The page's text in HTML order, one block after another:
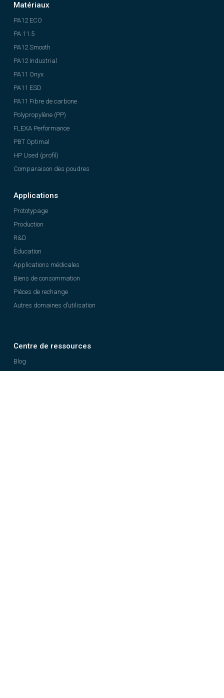
Matériaux
PA12 ECO
PA 11.5
PA12 Smooth
PA12 Industrial
PA11 Onyx
PA11 ESD
PA11 Fibre de carbone
Polypropylène (PP)
FLEXA Performance
PBT Optimal
HP Used (profil)
Comparaison des poudres
Applications
Prototypage
Production
R&D
Éducation
Applications médicales
Biens de consommation
Pièces de rechange
Autres domaines d’utilisation
Centre de ressources
Blog